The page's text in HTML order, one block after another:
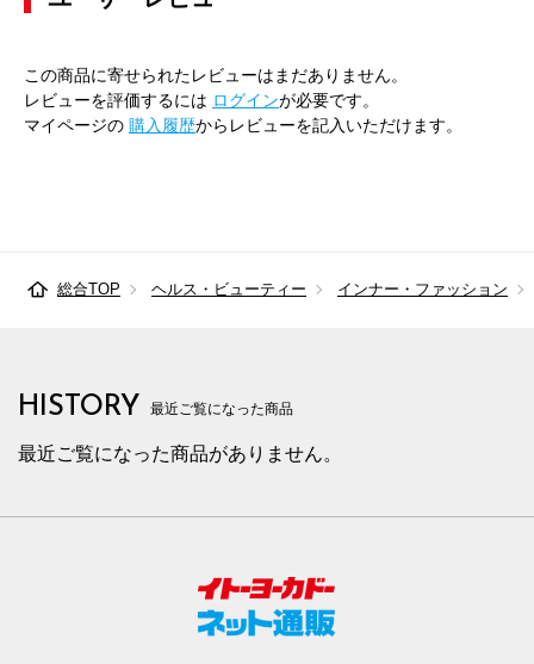
この商品に寄せられたレビューはまだありません。
レビューを評価するには ログインが必要です。
マイページの 購入履歴からレビューを記入いただけます。
総合TOP ヘルス・ビューティー インナー・ファッション
HISTORY 最近ご覧になった商品
最近ご覧になった商品がありません。